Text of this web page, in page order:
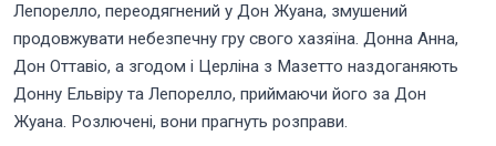
Лепорелло, переодягнений у Дон Жуана, змушений
продовжувати небезпечну гру свого хазяїна. Донна Анна,
Дон Оттавіо, а згодом і Церліна з Мазетто наздоганяють
Донну Ельвіру та Лепорелло, приймаючи його за Дон
Жуана. Розлючені, вони прагнуть розправи.